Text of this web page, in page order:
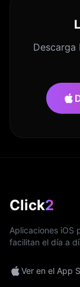
Descarga
Click2
Aplicaciones iOS
facilitan el día a
Ver en el App